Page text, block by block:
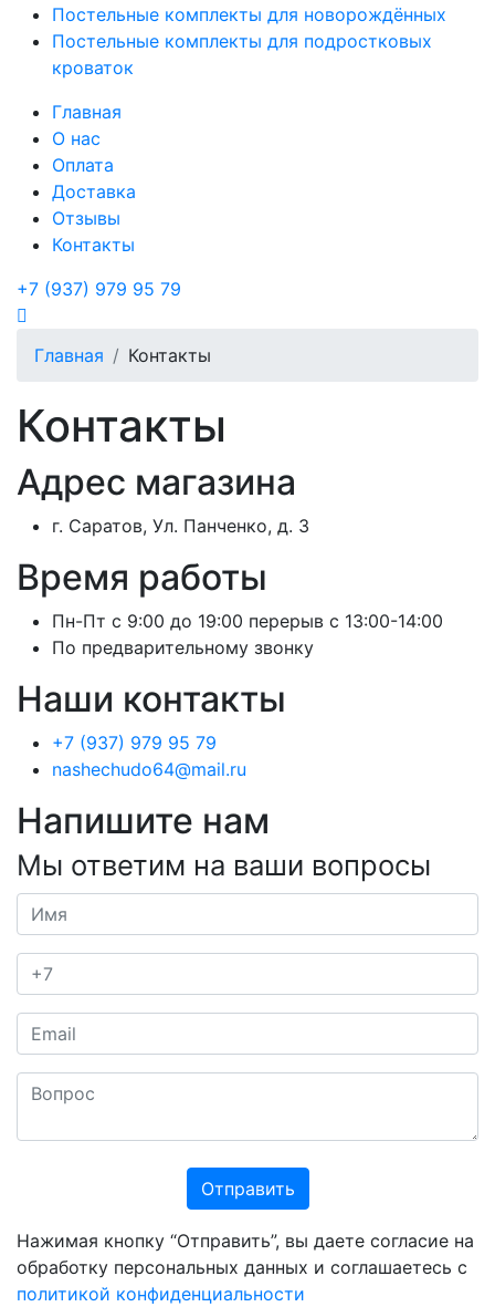
Постельные комплекты для новорождённых
Постельные комплекты для подростковых
кроваток
Главная
О нас
Оплата
Доставка
Отзывы
Контакты
+7 (937) 979 95 79
Главная Контакты
Контакты
Адрес магазина
г. Саратов, Ул. Панченко, д. 3
Время работы
Пн-Пт с 9:00 до 19:00 перерыв с 13:00-14:00
По предварительному звонку
Наши контакты
+7 (937) 979 95 79
nashechudo64@mail.ru
Напишите нам
Мы ответим на ваши вопросы
Отправить
Нажимая кнопку “Отправить”, вы даете согласие на
обработку персональных данных и соглашаетесь с
политикой конфиденциальности